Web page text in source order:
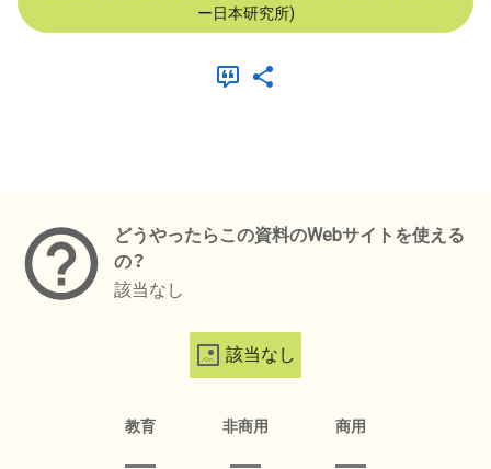
ー日本研究所)
どうやったらこの資料のWebサイトを使える
の？
該当なし
該当なし
教育 非商用 商用